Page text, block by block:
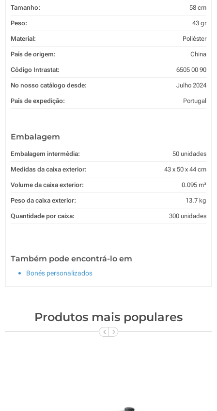
Tamanho: 58 cm
Peso: 43 gr
Material: Poliéster
País de origem: China
Código Intrastat: 6505 00 90
No nosso catálogo desde: Julho 2024
País de expedição: Portugal
Embalagem
Embalagem intermédia: 50 unidades
Medidas da caixa exterior: 43 x 50 x 44 cm
Volume da caixa exterior: 0.095 m³
Peso da caixa exterior: 13.7 kg
Quantidade por caixa: 300 unidades
Também pode encontrá-lo em
Bonés personalizados
Produtos mais populares